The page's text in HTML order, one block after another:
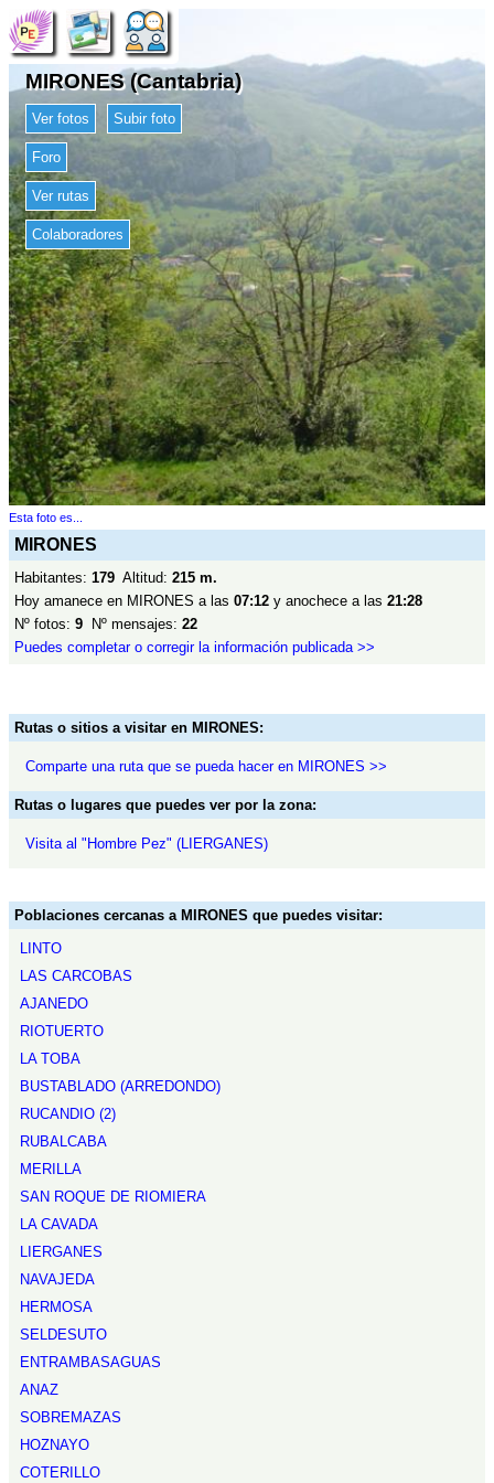
MIRONES (Cantabria)
Ver fotos Subir foto
Foro
Ver rutas
Colaboradores
Esta foto es...
MIRONES
Habitantes: 179 Altitud: 215 m.
Hoy amanece en MIRONES a las 07:12 y anochece a las 21:28
Nº fotos: 9 Nº mensajes: 22
Puedes completar o corregir la información publicada >>
Rutas o sitios a visitar en MIRONES:
Comparte una ruta que se pueda hacer en MIRONES >>
Rutas o lugares que puedes ver por la zona:
Visita al "Hombre Pez" (LIERGANES)
Poblaciones cercanas a MIRONES que puedes visitar:
LINTO
LAS CARCOBAS
AJANEDO
RIOTUERTO
LA TOBA
BUSTABLADO (ARREDONDO)
RUCANDIO (2)
RUBALCABA
MERILLA
SAN ROQUE DE RIOMIERA
LA CAVADA
LIERGANES
NAVAJEDA
HERMOSA
SELDESUTO
ENTRAMBASAGUAS
ANAZ
SOBREMAZAS
HOZNAYO
COTERILLO